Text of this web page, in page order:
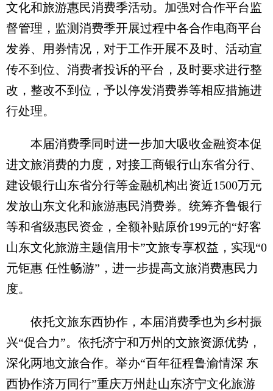
文化和旅游惠民消费季活动。加强对合作平台监
督管理，监测消费季开展过程中各合作电商平台
发券、用券情况，对于工作开展不及时、活动宣
传不到位、消费者投诉的平台，及时要求进行整
改，整改不到位，予以停发消费券等相应措施进
行处理。
本届消费季同时进一步加大吸收金融资本促
进文旅消费的力度，对接工商银行山东省分行、
建设银行山东省分行等金融机构出资近1500万元
发放山东文化和旅游惠民消费券。统筹齐鲁银行
等和省级惠民资金，全额补贴原价199元的“好客
山东文化旅游主题信用卡”文旅专享权益，实现“0
元钜惠 任性畅游”，进一步提高文旅消费惠民力
度。
依托文旅东西协作，本届消费季也为乡村振
兴“促合力”。依托济宁和万州的文旅资源优势，
深化两地文旅合作。举办“百年征程鲁渝情深 东
西协作济万同行”重庆万州赴山东济宁文化旅游